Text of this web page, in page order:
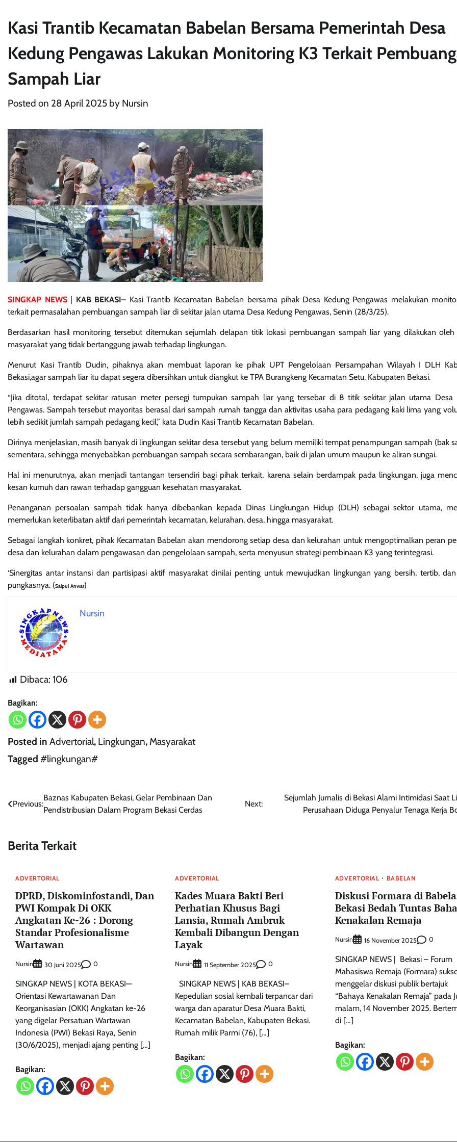
Kasi Trantib Kecamatan Babelan Bersama Pemerintah Desa
Kedung Pengawas Lakukan Monitoring K3 Terkait
Sampah Liar
Posted on 28 April 2025 by Nursin
SINGKAP NEWS| KAB BEKASI– Kasi Trantib Kecamatan Babelan bersama pihak Desa Kedung Pengawas melakukan
terkait permasalahan pembuangan sampah liar di sekitar jalan utama Desa Kedung Pengawas, Senin (28/3/25).
Berdasarkan hasil monitoring tersebut ditemukan sejumlah delapan titik lokasi pembuangan sampah liar yang dilakukan
masyarakat yang tidak bertanggung jawab terhadap lingkungan.
Menurut Kasi Trantib Dudin, pihaknya akan membuat laporan ke pihak UPT Pengelolaan Persampahan Wilayah I DLH
Bekasi,agar sampah liar itu dapat segera dibersihkan untuk diangkut ke TPA Burangkeng Kecamatan Setu, Kabupaten Bekasi.
“Jika ditotal, terdapat sekitar ratusan meter persegi tumpukan sampah liar yang tersebar di 8 titik sekitar jalan utama Desa
Pengawas. Sampah tersebut mayoritas berasal dari sampah rumah tangga dan aktivitas usaha para pedagang kaki lima yang
lebih sedikit jumlah sampah pedagang kecil,” kata Dudin Kasi Trantib Kecamatan Babelan.
Dirinya menjelaskan, masih banyak di lingkungan sekitar desa tersebut yang belum memiliki tempat penampungan sampah (bak
sementara, sehingga menyebabkan pembuangan sampah secara sembarangan, baik di jalan umum maupun ke aliran sungai.
Hal ini menurutnya, akan menjadi tantangan tersendiri bagi pihak terkait, karena selain berdampak pada lingkungan, juga
kesan kumuh dan rawan terhadap gangguan kesehatan masyarakat.
Penanganan persoalan sampah tidak hanya dibebankan kepada Dinas Lingkungan Hidup (DLH) sebagai sektor utama,
memerlukan keterlibatan aktif dari pemerintah kecamatan, kelurahan, desa, hingga masyarakat.
Sebagai langkah konkret, pihak Kecamatan Babelan akan mendorong setiap desa dan kelurahan untuk mengoptimalkan peran
desa dan kelurahan dalam pengawasan dan pengelolaan sampah, serta menyusun strategi pembinaan K3 yang terintegrasi.
‘Sinergitas antar instansi dan partisipasi aktif masyarakat dinilai penting untuk mewujudkan lingkungan yang bersih, tertib, dan
pungkasnya. (Saipul Anwar)
Nursin
Dibaca: 106
Bagikan:
Posted in Advertorial, Lingkungan, Masyarakat
Tagged #lingkungan#
Navigasi
Previous:
Baznas Kabupaten Bekasi, Gelar Pembinaan Dan
Pendistribusian Dalam Program Bekasi Cerdas
Next:
Sejumlah Jurnalis di Bekasi Alami Intimidasi Saat
Perusahaan Diduga Penyalur Tenaga Kerja
Berita Terkait
ADVERTORIAL
DPRD, Diskominfostandi, Dan
PWI Kompak Di OKK
Angkatan Ke-26 : Dorong
Standar Profesionalisme
Wartawan
Nursin 30 Juni 2025 0
SINGKAP NEWS | KOTA BEKASI—
Orientasi Kewartawanan Dan
Keorganisasian (OKK) Angkatan ke-26
yang digelar Persatuan Wartawan
Indonesia (PWI) Bekasi Raya, Senin
(30/6/2025), menjadi ajang penting […]
Bagikan:
ADVERTORIAL
Kades Muara Bakti Beri
Perhatian Khusus Bagi
Lansia, Rumah Ambruk
Kembali Dibangun Dengan
Layak
Nursin 11 September 2025 0
SINGKAP NEWS | KAB BEKASI–
Kepedulian sosial kembali terpancar dari
warga dan aparatur Desa Muara Bakti,
Kecamatan Babelan, Kabupaten Bekasi.
Rumah milik Parmi (76), […]
Bagikan:
ADVERTORIAL BABELAN
Diskusi Formara di
Bekasi Bedah Tuntas
Kenakalan Remaja
Nursin 16 November 2025 0
​SINGKAP NEWS | Bekasi – Forum
Mahasiswa Remaja (Formara)
menggelar diskusi publik bertajuk
“Bahaya Kenakalan Remaja” pada
malam, 14 November 2025.
di […]
Bagikan: